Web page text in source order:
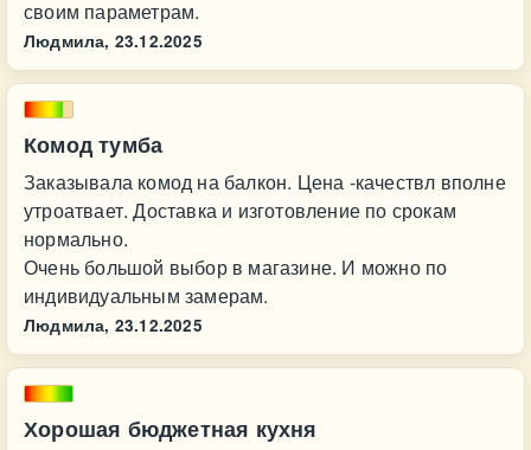
своим параметрам.
Людмила, 23.12.2025
Комод тумба
Заказывала комод на балкон. Цена -качествл вполне
утроатвает. Доставка и изготовление по срокам
нормально.
Очень большой выбор в магазине. И можно по
индивидуальным замерам.
Людмила, 23.12.2025
Хорошая бюджетная кухня